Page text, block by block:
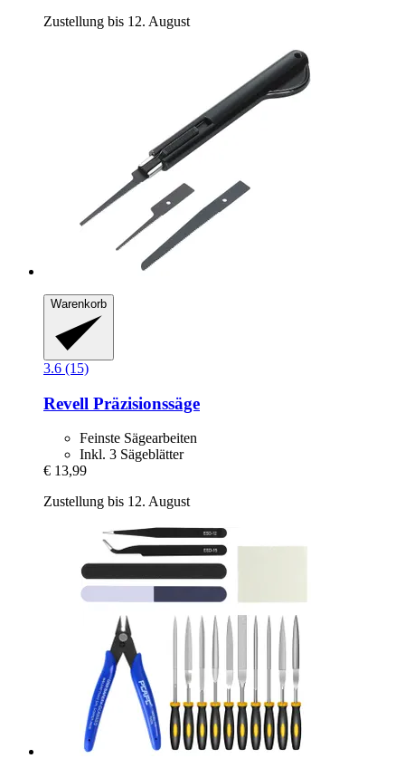
Zustellung bis 12. August
Warenkorb
3.6 (15)
Revell Präzisionssäge
Feinste Sägearbeiten
Inkl. 3 Sägeblätter
€ 13,99
Zustellung bis 12. August